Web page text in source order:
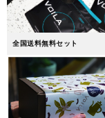
全国送料無料セット